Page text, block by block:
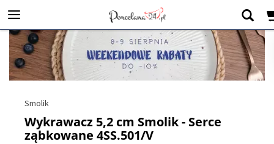
Smolik
Wykrawacz 5,2 cm Smolik - Serce
ząbkowane 4SS.501/V